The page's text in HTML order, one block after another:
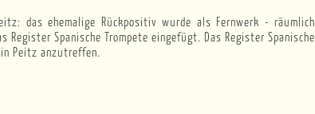
das ehemalige Rückpositiv wurde als Fernwerk - räumlich
Spanische Trompete eingefügt. Das Register Spanische
Peitz anzutreffen.